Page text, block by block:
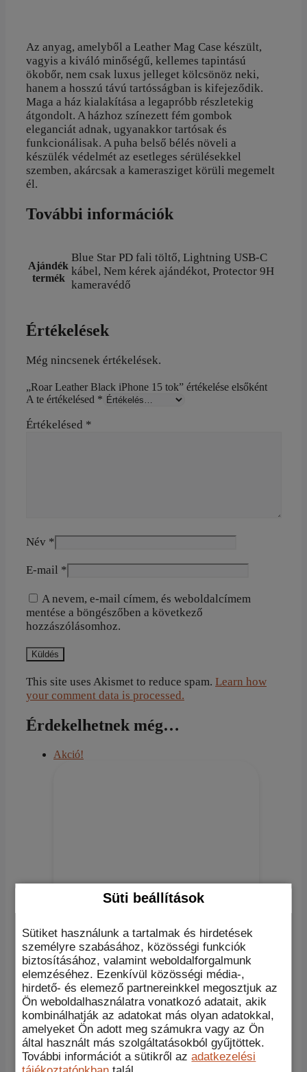
Süti beállítások
Sütiket használunk a tartalmak és hirdetések
személyre szabásához, közösségi funkciók
biztosításához, valamint weboldalforgalmunk
elemzéséhez. Ezenkívül közösségi média-,
hirdető- és elemező partnereinkkel megosztjuk az
Ön weboldalhasználatra vonatkozó adatait, akik
kombinálhatják az adatokat más olyan adatokkal,
amelyeket Ön adott meg számukra vagy az Ön
által használt más szolgáltatásokból gyűjtöttek.
További információt a sütikről azadatkezelési
Az anyag, amelyből a Leather Mag Case készült,
vagyis a kiváló minőségű, kellemes tapintású
ökobőr, nem csak luxus jelleget kölcsönöz neki,
hanem a hosszú távú tartósságban is kifejeződik.
Maga a ház kialakítása a legapróbb részletekig
átgondolt. A házhoz színezett fém gombok
eleganciát adnak, ugyanakkor tartósak és
funkcionálisak. A puha belső bélés növeli a
készülék védelmét az esetleges sérülésekkel
szemben, akárcsak a kamerasziget körüli megemelt
él.
További információk
Ajándék
termék
Blue Star PD fali töltő, Lightning USB-C
kábel, Nem kérek ajándékot, Protector 9H
kameravédő
Értékelések
Még nincsenek értékelések.
„Roar Leather Black iPhone 15 tok” értékelése elsőként
A te értékelésed *
Értékelésed *
Név *
E-mail *
A nevem, e-mail címem, és weboldalcímem
mentése a böngészőben a következő
hozzászólásomhoz.
This site uses Akismet to reduce spam. Learn how
your comment data is processed.
Érdekelhetnek még…
Akció!
FORCELL F-ENERGY
PowerPod indukciós MagSafe
töltő fekete
8.860FtOriginal
price
6.860FtCurrent
price
Kosárba teszem